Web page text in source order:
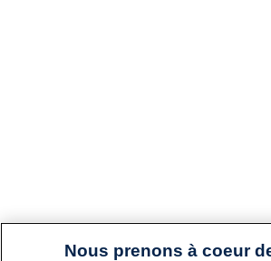
Nous prenons à coeur